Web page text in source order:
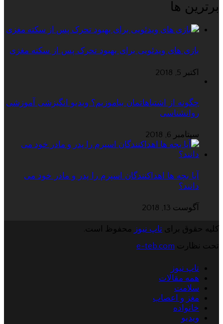
برترین ها
بازی های ویدئویی برای بهبود تحرک پس از سکته مغزی
اکتبر 5, 2018
چگونه از اشتباهاتمان بیاموزیم؟ ویدیو انگیزشی آموزشی
روانشناسی
سپتامبر 6, 2018
آیا بچه ها اهداکنندگان اسپرم را پدر و مادر خود می
دانند؟
آگوست 13, 2018
کلیه حقوق برای تاپ نیوز
محفوظ است.
تحت نظارت e-teb.com
تاپ نیوز
همه مقالات
سلامت
مغز و اعصاب
خانواده
ویدیو